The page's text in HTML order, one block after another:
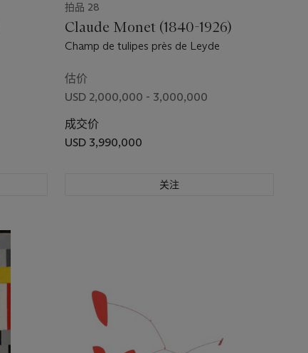
拍品 28
Claude Monet (1840-1926)
Champ de tulipes près de Leyde
估价
USD 2,000,000 - 3,000,000
成交价
USD 3,990,000
关注